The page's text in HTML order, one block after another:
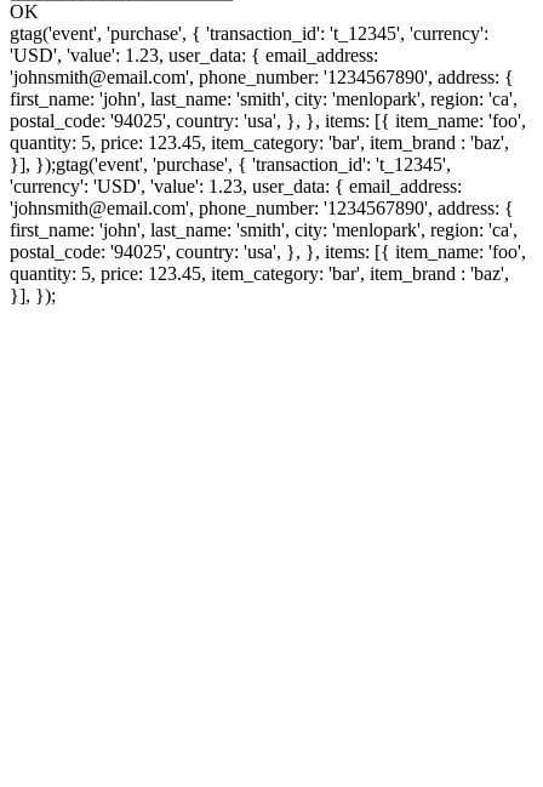
OK
gtag('event', 'purchase', { 'transaction_id': 't_12345', 'currency':
'USD', 'value': 1.23, user_data: { email_address:
'johnsmith@email.com', phone_number: '1234567890', address: {
first_name: 'john', last_name: 'smith', city: 'menlopark', region: 'ca',
postal_code: '94025', country: 'usa', }, }, items: [{ item_name: 'foo',
quantity: 5, price: 123.45, item_category: 'bar', item_brand : 'baz',
}], });gtag('event', 'purchase', { 'transaction_id': 't_12345',
'currency': 'USD', 'value': 1.23, user_data: { email_address:
'johnsmith@email.com', phone_number: '1234567890', address: {
first_name: 'john', last_name: 'smith', city: 'menlopark', region: 'ca',
postal_code: '94025', country: 'usa', }, }, items: [{ item_name: 'foo',
quantity: 5, price: 123.45, item_category: 'bar', item_brand : 'baz',
}], });